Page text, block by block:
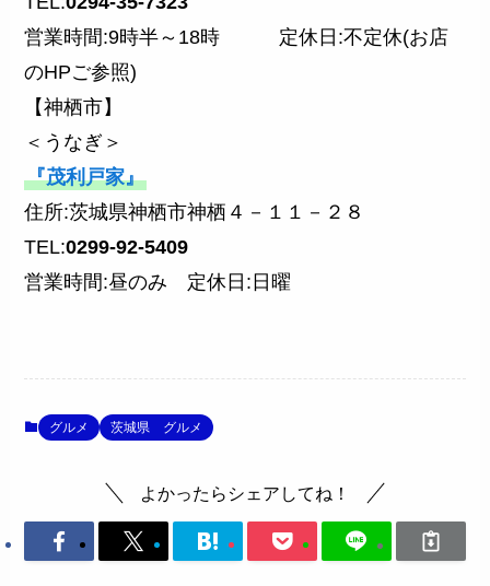
営業時間:9時半～18時 定休日:不定休(お店
のHPご参照)
【神栖市】
＜うなぎ＞
『茂利戸家』
住所:茨城県神栖市神栖４－１１－２８
TEL:0299-92-5409
営業時間:昼のみ 定休日:日曜
グルメ 茨城県 グルメ
よかったらシェアしてね！